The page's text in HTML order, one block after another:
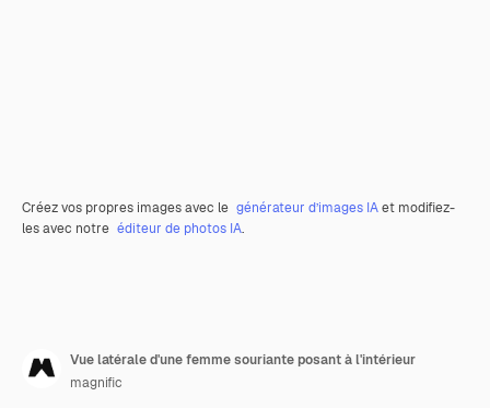
Créez vos propres images avec le générateur d’images IAet modifiez-
les avec notre éditeur de photos IA.
Vue latérale d'une femme souriante posant à l'intérieur
magnific